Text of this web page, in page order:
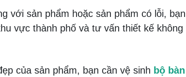
với sản phẩm hoặc sản phẩm có lỗi,
vực thành phố và tư vấn thiết kế không
của sản phẩm, bạn cần vệ sinh bộ